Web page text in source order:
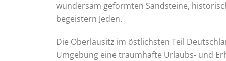
wundersam geformten Sandsteine,
begeistern Jeden.
Die Oberlausitz im östlichsten Teil
Umgebung eine traumhafte Urlaubs- und